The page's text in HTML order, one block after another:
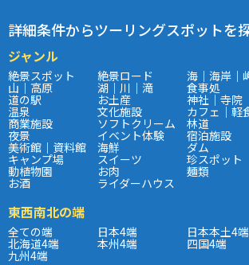
詳細条件からツーリングスポットを
ジャンル
絶景スポット 絶景ロード 海｜海岸｜
山｜高原 湖｜川｜滝 食事処
道の駅 お土産 神社｜寺院
温泉 文化施設 カフェ｜軽
商業施設 ソフトクリーム 林道
夜景 イベント体験 宿泊施設
美術館｜資料館 海鮮 ダム
キャンプ場 スイーツ 珍スポット
動植物園 お肉 麺類
お酒 ライダーハウス
東西南北の端
全ての端 日本4端 日本本土4端
北海道4端 本州4端 四国4端
九州4端